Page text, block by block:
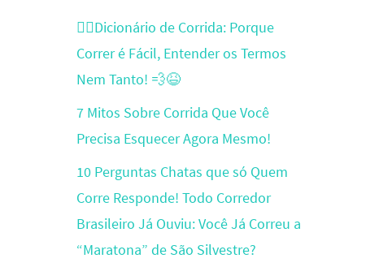
🏃‍♂️Dicionário de Corrida: Porque
Correr é Fácil, Entender os Termos
Nem Tanto! 💨😆
7 Mitos Sobre Corrida Que Você
Precisa Esquecer Agora Mesmo!
10 Perguntas Chatas que só Quem
Corre Responde! Todo Corredor
Brasileiro Já Ouviu: Você Já Correu a
“Maratona” de São Silvestre?